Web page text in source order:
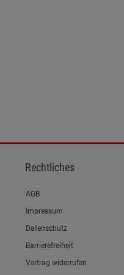
Rechtliches
Link zum/zur
AGB
Link zum/zur
Impressum
Link zum/zur
Datenschutz
Link zum/zur
Barrierefreiheit
Vertrag widerrufen